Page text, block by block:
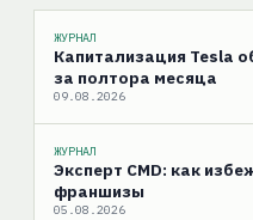
ЖУРНАЛ
Капитализация Tesla
за полтора месяца
09.08.2026
ЖУРНАЛ
Эксперт CMD: как
франшизы
05.08.2026